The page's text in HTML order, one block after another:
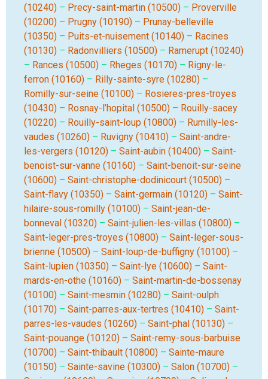
(10240) – Precy-saint-martin (10500) – Proverville
(10200) – Prugny (10190) – Prunay-belleville
(10350) – Puits-et-nuisement (10140) – Racines
(10130) – Radonvilliers (10500) – Ramerupt (10240)
– Rances (10500) – Rheges (10170) – Rigny-le-
ferron (10160) – Rilly-sainte-syre (10280) –
Romilly-sur-seine (10100) – Rosieres-pres-troyes
(10430) – Rosnay-l’hopital (10500) – Rouilly-sacey
(10220) – Rouilly-saint-loup (10800) – Rumilly-les-
vaudes (10260) – Ruvigny (10410) – Saint-andre-
les-vergers (10120) – Saint-aubin (10400) – Saint-
benoist-sur-vanne (10160) – Saint-benoit-sur-seine
(10600) – Saint-christophe-dodinicourt (10500) –
Saint-flavy (10350) – Saint-germain (10120) – Saint-
hilaire-sous-romilly (10100) – Saint-jean-de-
bonneval (10320) – Saint-julien-les-villas (10800) –
Saint-leger-pres-troyes (10800) – Saint-leger-sous-
brienne (10500) – Saint-loup-de-buffigny (10100) –
Saint-lupien (10350) – Saint-lye (10600) – Saint-
mards-en-othe (10160) – Saint-martin-de-bossenay
(10100) – Saint-mesmin (10280) – Saint-oulph
(10170) – Saint-parres-aux-tertres (10410) – Saint-
parres-les-vaudes (10260) – Saint-phal (10130) –
Saint-pouange (10120) – Saint-remy-sous-barbuise
(10700) – Saint-thibault (10800) – Sainte-maure
(10150) – Sainte-savine (10300) – Salon (10700) –